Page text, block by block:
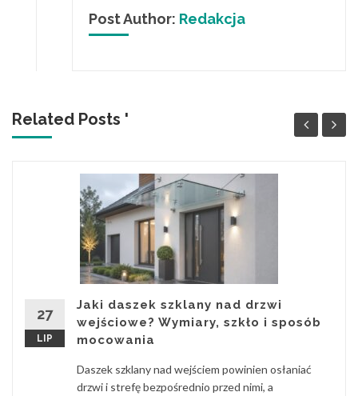
Post Author: Redakcja
Related Posts '
27
LIP
Jaki daszek szklany nad drzwi
wejściowe? Wymiary, szkło i sposób
mocowania
Daszek szklany nad wejściem powinien osłaniać
drzwi i strefę bezpośrednio przed nimi, a